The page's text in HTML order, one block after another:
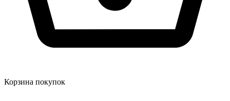
Корзина покупок